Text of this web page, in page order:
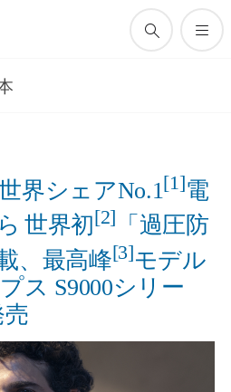
界シェアNo.1 [1]電
世界初 [2]
「過圧防
、最高峰[3]モデル
ス S9000シリー
売